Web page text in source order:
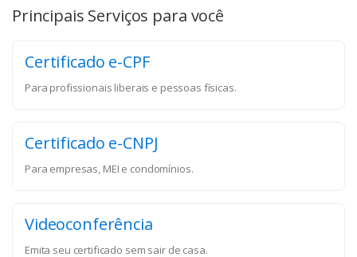
Principais Serviços para você
Certificado e-CPF
Para profissionais liberais e pessoas físicas.
Certificado e-CNPJ
Para empresas, MEI e condomínios.
Videoconferência
Emita seu certificado sem sair de casa.